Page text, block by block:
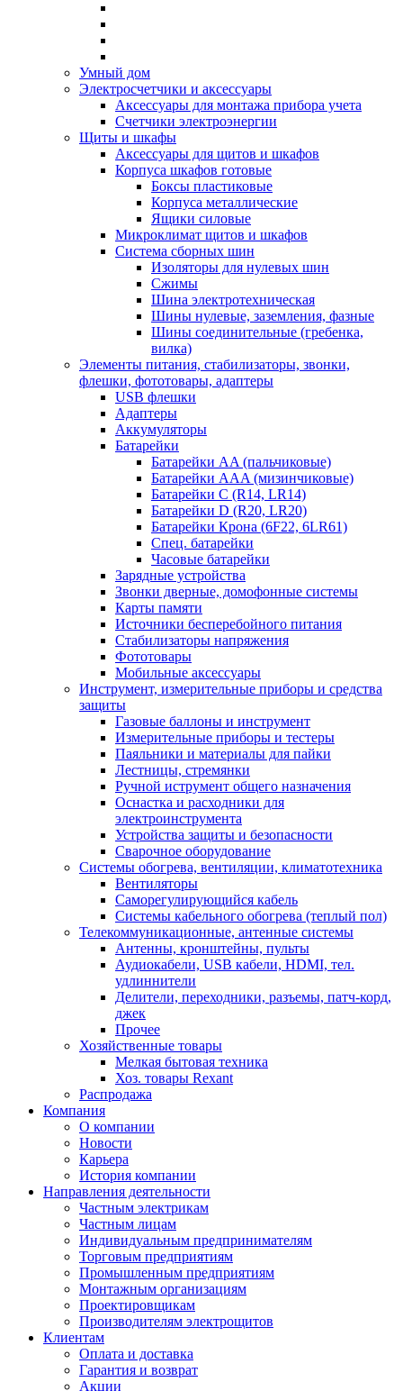
Умный дом
Электросчетчики и аксессуары
Аксессуары для монтажа прибора учета
Счетчики электроэнергии
Щиты и шкафы
Аксессуары для щитов и шкафов
Корпуса шкафов готовые
Боксы пластиковые
Корпуса металлические
Ящики силовые
Микроклимат щитов и шкафов
Система сборных шин
Изоляторы для нулевых шин
Сжимы
Шина электротехническая
Шины нулевые, заземления, фазные
Шины соединительные (гребенка,
вилка)
Элементы питания, стабилизаторы, звонки,
флешки, фототовары, адаптеры
USB флешки
Адаптеры
Аккумуляторы
Батарейки
Батарейки AA (пальчиковые)
Батарейки AAA (мизинчиковые)
Батарейки C (R14, LR14)
Батарейки D (R20, LR20)
Батарейки Крона (6F22, 6LR61)
Спец. батарейки
Часовые батарейки
Зарядные устройства
Звонки дверные, домофонные системы
Карты памяти
Источники бесперебойного питания
Стабилизаторы напряжения
Фототовары
Мобильные аксессуары
Инструмент, измерительные приборы и средства
защиты
Газовые баллоны и инструмент
Измерительные приборы и тестеры
Паяльники и материалы для пайки
Лестницы, стремянки
Ручной иструмент общего назначения
Оснастка и расходники для
электроинструмента
Устройства защиты и безопасности
Сварочное оборудование
Системы обогрева, вентиляции, климатотехника
Вентиляторы
Саморегулирующийся кабель
Системы кабельного обогрева (теплый пол)
Телекоммуникационные, антенные системы
Антенны, кронштейны, пульты
Аудиокабели, USB кабели, HDMI, тел.
удлиннители
Делители, переходники, разъемы, патч-корд,
джек
Прочее
Хозяйственные товары
Мелкая бытовая техника
Хоз. товары Rexant
Распродажа
Компания
О компании
Новости
Карьера
История компании
Направления деятельности
Частным электрикам
Частным лицам
Индивидуальным предпринимателям
Торговым предприятиям
Промышленным предприятиям
Монтажным организациям
Проектировщикам
Производителям электрощитов
Клиентам
Оплата и доставка
Гарантия и возврат
Акции